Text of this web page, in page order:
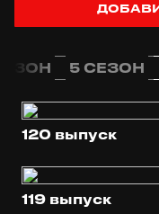
5 СЕЗОН
120 выпуск
119 выпуск